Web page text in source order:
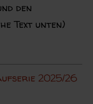
den
Text unten)
2025/26